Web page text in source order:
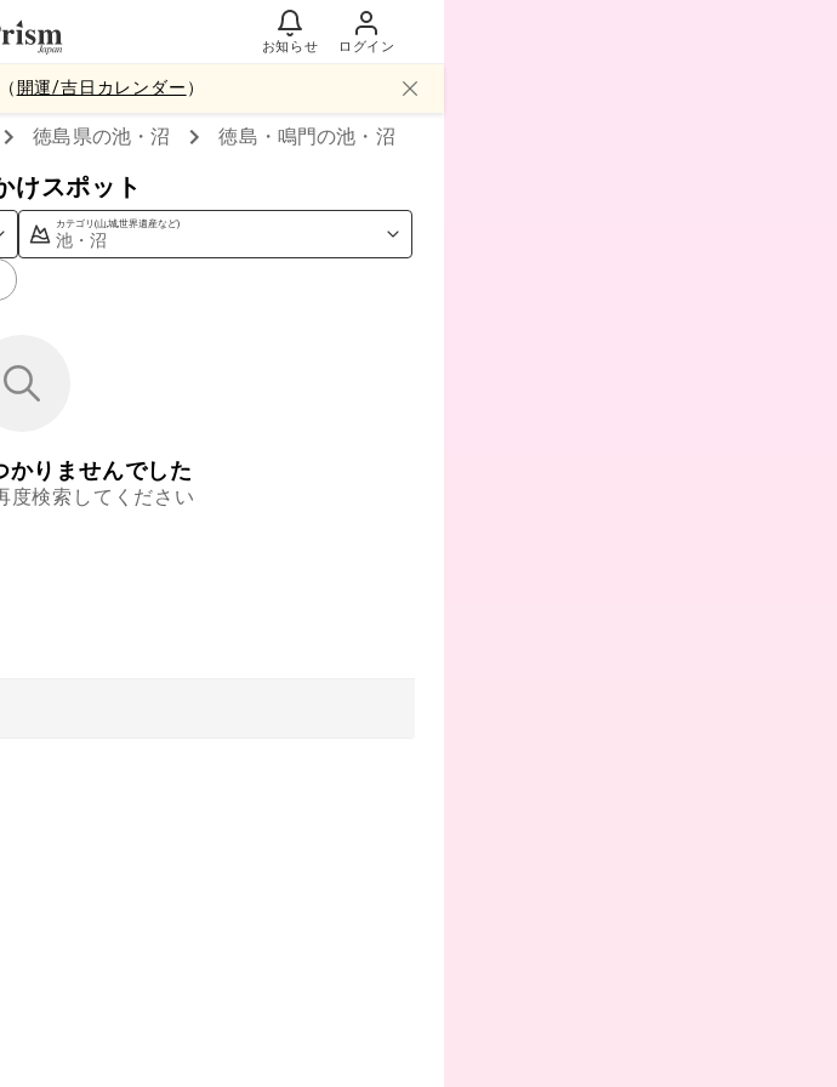
お知らせ ログイン
（ 開運/吉日カレンダー ）
徳島県の池・沼 徳島・鳴門の池・沼
けスポット
カテゴリ(山,城,世界遺産など)
池・沼
かりませんでした
度検索してください